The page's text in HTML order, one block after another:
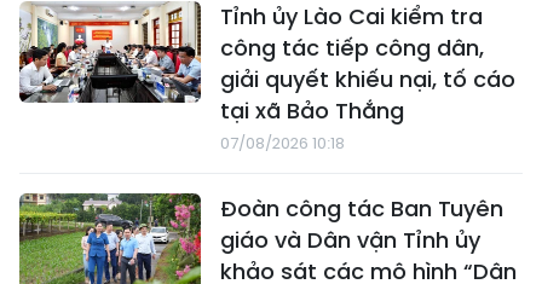
Tỉnh ủy Lào Cai kiểm tra
công tác tiếp công dân,
giải quyết khiếu nại, tố cáo
tại xã Bảo Thắng
07/08/2026 10:18
Đoàn công tác Ban Tuyên
giáo và Dân vận Tỉnh ủy
khảo sát các mô hình “Dân